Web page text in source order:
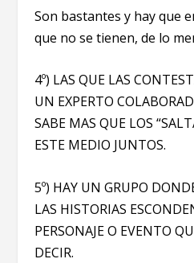
Son bastantes y hay que
que no se tienen, de lo
4º) LAS QUE LAS
UN EXPERTO
SABE MAS QUE LOS
ESTE MEDIO JUNTOS.
5º) HAY UN GRUPO
LAS HISTORIAS
PERSONAJE O EVENTO
DECIR.